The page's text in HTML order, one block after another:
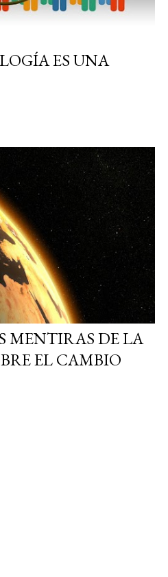
ES UNA
MENTIRAS DE LA
EL CAMBIO